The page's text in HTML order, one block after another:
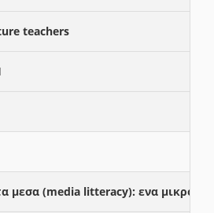
teachers
μεσα (media litteracy): ενα μικρο